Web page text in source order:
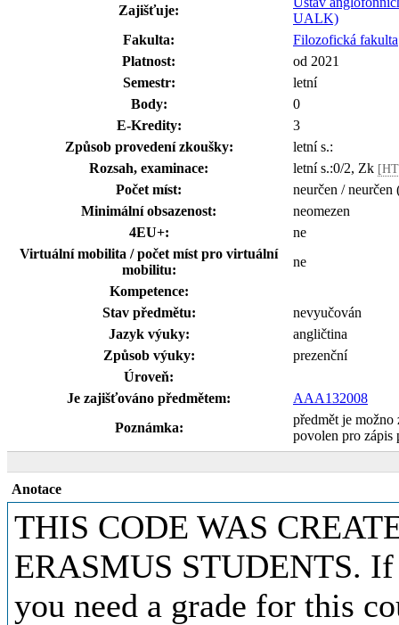
Zajišťuje:
UALK)
Fakulta:
Filozofická fakulta
Platnost:
od 2021
Semestr:
letní
Body:
0
E-Kredity:
3
Způsob provedení zkoušky:
letní s.:
Rozsah, examinace:
letní s.:0/2, Zk
Počet míst:
neurčen / neurčen
Minimální obsazenost:
neomezen
4EU+:
ne
Virtuální mobilita / počet míst pro virtuální
mobilitu:
ne
Kompetence:
Stav předmětu:
nevyučován
Jazyk výuky:
angličtina
Způsob výuky:
prezenční
Úroveň:
Je zajišťováno předmětem:
AAA132008
Poznámka:
předmět je možno
povolen pro zápis
Anotace
THIS CODE WAS
ERASMUS STUDENTS.
you need a grade for this